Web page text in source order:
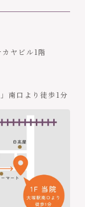
ヤビル1階
南口より徒歩1分